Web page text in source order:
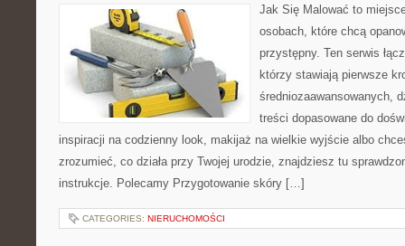
Jak Się Malować to
osobach, które chcą
przystępny. Ten serwis
którzy stawiają pierwsze
średniozaawansowanych,
treści dopasowane do
inspiracji na codzienny look, makijaż na wielkie wyjście albo
zrozumieć, co działa przy Twojej urodzie, znajdziesz tu
instrukcje. Polecamy Przygotowanie skóry […]
CATEGORIES: NIERUCHOMOŚCI